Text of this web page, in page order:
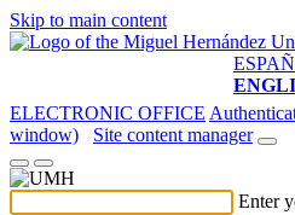
Skip to main content
ELECTRONIC OFFICE
window)
Site content manager
Enter